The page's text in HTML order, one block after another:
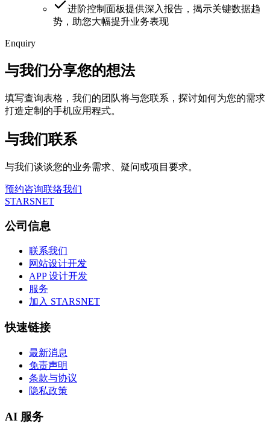
进阶控制面板提供深入报告，揭示关键数据趋
势，助您大幅提升业务表现
Enquiry
与我们分享您的想法
填写查询表格，我们的团队将与您联系，探讨如何为您的需求
打造定制的手机应用程式。
与我们联系
与我们谈谈您的业务需求、疑问或项目要求。
预约咨询联络我们
STARSNET
公司信息
联系我们
网站设计开发
APP 设计开发
服务
加入 STARSNET
快速链接
最新消息
免责声明
条款与协议
隐私政策
AI 服务